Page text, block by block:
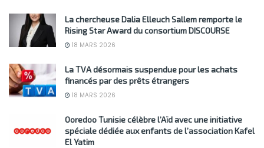
La chercheuse Dalia Elleuch Sallem remporte le
Rising Star Award du consortium DISCOURSE
18 MARS 2026
La TVA désormais suspendue pour les achats
financés par des prêts étrangers
18 MARS 2026
Ooredoo Tunisie célèbre l’Aïd avec une initiative
spéciale dédiée aux enfants de l’association Kafel
El Yatim